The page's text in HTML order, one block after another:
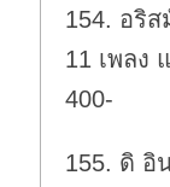
154. อริ
11 เพลง
400-
155. ดิ อิ